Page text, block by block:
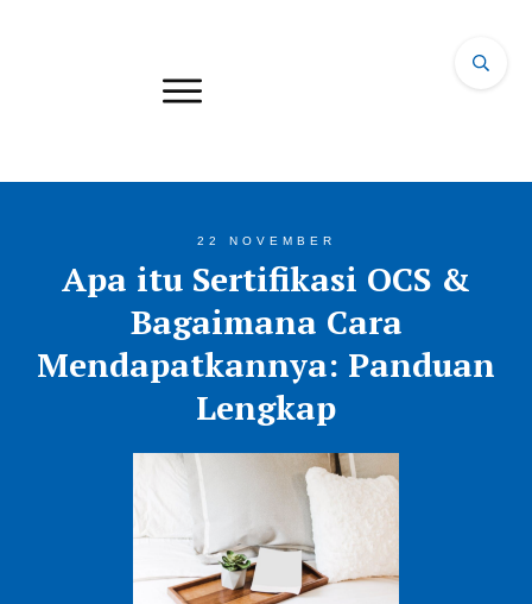
22 NOVEMBER
Apa itu Sertifikasi OCS &
Bagaimana Cara
Mendapatkannya: Panduan
Lengkap